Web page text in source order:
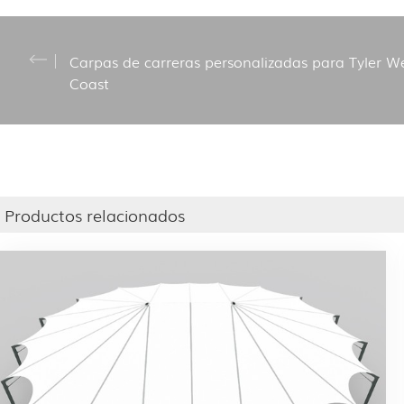
Carpas de carreras personalizadas para Tyler
Coast
Productos relacionados